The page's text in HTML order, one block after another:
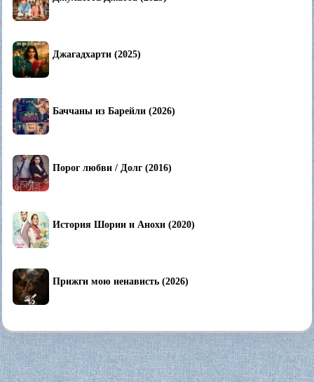
Джагадхарти (2025)
Баччаны из Барейли (2026)
Порог любви / Долг (2016)
История Шории и Анохи (2020)
Прижги мою ненависть (2026)